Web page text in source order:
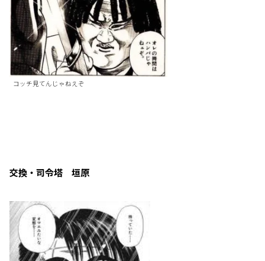
コッチ見てんじゃねえぞ
交換・司令塔 垣原